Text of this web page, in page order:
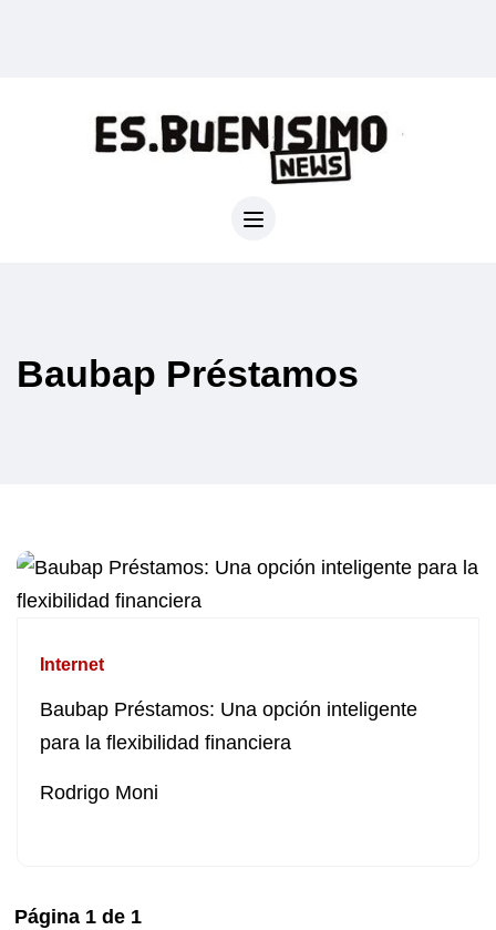
Baubap Préstamos
Internet
Baubap Préstamos: Una opción inteligente
para la flexibilidad financiera
Rodrigo Moni
Página 1 de 1